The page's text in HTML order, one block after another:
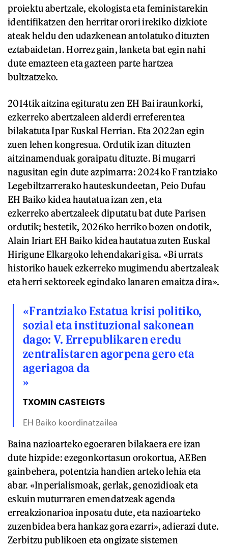
proiektu abertzale, ekologista eta feministarekin
identifikatzen den herritar orori irekiko dizkiote
ateak heldu den udazkenean antolatuko dituzten
eztabaidetan. Horrez gain, lanketa bat egin nahi
dute emazteen eta gazteen parte hartzea
bultzatzeko.
2014tik aitzina egituratu zen EH Bai iraunkorki,
ezkerreko abertzaleen alderdi erreferentea
bilakatuta Ipar Euskal Herrian. Eta 2022an egin
zuen lehen kongresua. Ordutik izan dituzten
aitzinamenduak goraipatu dituzte. Bi mugarri
nagusitan egin dute azpimarra: 2024ko Frantziako
Legebiltzarrerako hauteskundeetan, Peio Dufau
EH Baiko kidea hautatua izan zen, eta
ezkerreko abertzaleek diputatu bat dute Parisen
ordutik; bestetik, 2026ko herriko bozen ondotik,
Alain Iriart EH Baiko kidea hautatua zuten Euskal
Hirigune Elkargoko lehendakari gisa. «Bi urrats
historiko hauek ezkerreko mugimendu abertzaleak
eta herri sektoreek egindako lanaren emaitza dira».
«Frantziako Estatua krisi politiko,
sozial eta instituzional sakonean
dago: V. Errepublikaren eredu
zentralistaren agorpena gero eta
ageriagoa da
»
TXOMIN CASTEIGTS
EH Baiko koordinatzailea
Baina nazioarteko egoeraren bilakaera ere izan
dute hizpide: ezegonkortasun orokortua, AEBen
gainbehera, potentzia handien arteko lehia eta
abar. «Inperialismoak, gerlak, genozidioak eta
eskuin muturraren emendatzeak agenda
erreakzionarioa inposatu dute, eta nazioarteko
zuzenbidea bera hankaz gora ezarri», adierazi dute.
Zerbitzu publikoen eta ongizate sistemen